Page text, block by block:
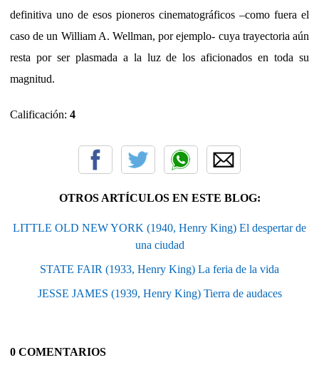
definitiva uno de esos pioneros cinematográficos –como fuera el
caso de un William A. Wellman, por ejemplo- cuya trayectoria aún
resta por ser plasmada a la luz de los aficionados en toda su
magnitud.
Calificación: 4
OTROS ARTÍCULOS EN ESTE BLOG:
LITTLE OLD NEW YORK (1940, Henry King) El despertar de
una ciudad
STATE FAIR (1933, Henry King) La feria de la vida
JESSE JAMES (1939, Henry King) Tierra de audaces
0 COMENTARIOS